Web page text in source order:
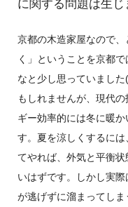
に関する問題は生じ
京都の木造家屋なので
く」ということを京都
なと少し思っていまし
もしれませんが、現代
ギー効率的には冬に暖
す。夏を涼しくするに
てやれば、外気と平衡
いはずです。しかし実
が逃げずに溜まってし